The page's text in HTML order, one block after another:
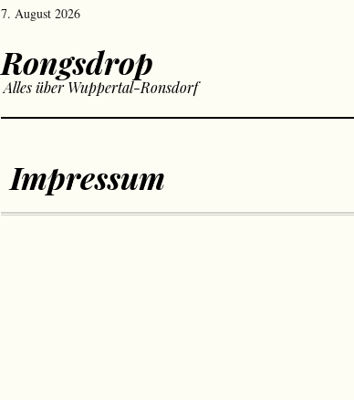
7. August 2026
Rongsdrop
Alles über Wuppertal-Ronsdorf
Impressum